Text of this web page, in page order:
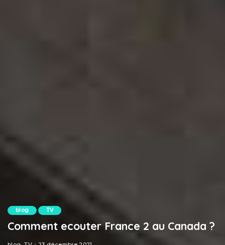
blog TV
Comment ecouter France 2 au Canada ?